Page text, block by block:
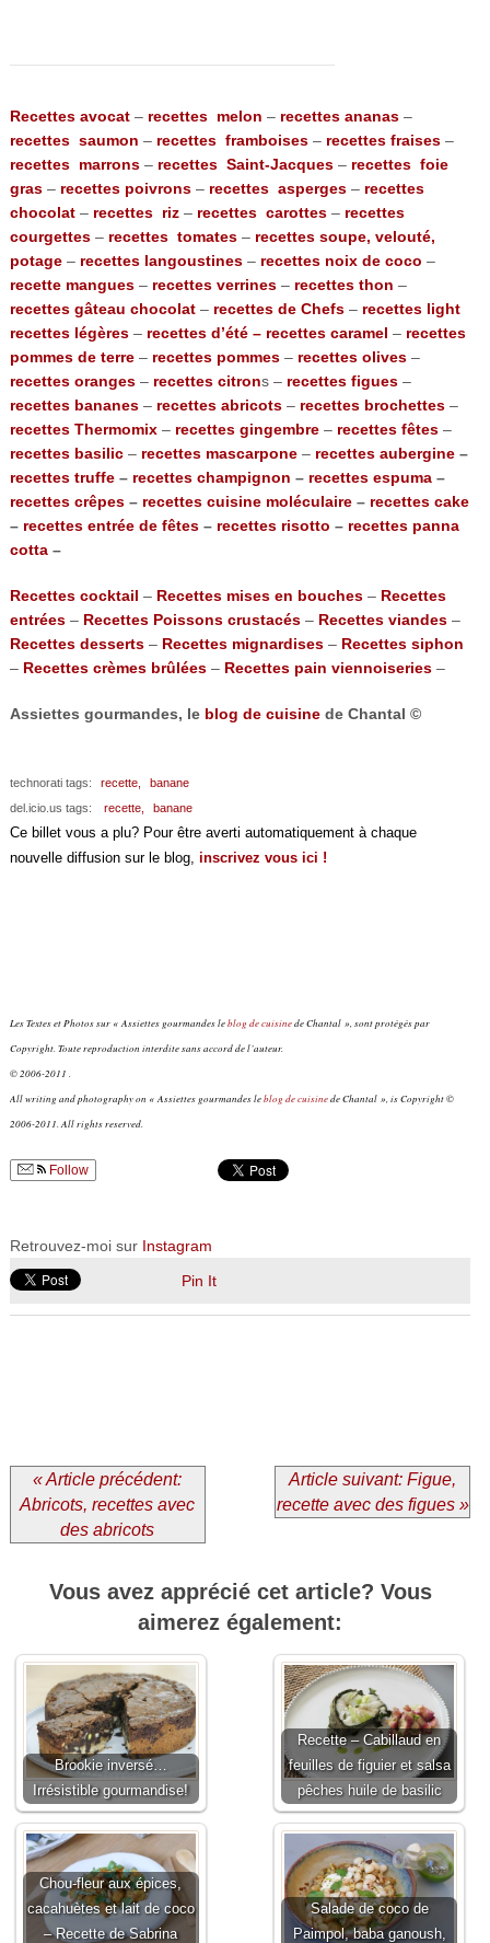
Recettes avocat– recettes melon – recettes ananas–
recettes saumon – recettes framboises– recettes fraises–
recettes marrons– recettes Saint-Jacques– recettes foie
gras–recettes poivrons– recettes asperges – recettes
chocolat– recettes riz– recettes carottes– recettes
courgettes– recettes tomates– recettes soupe, velouté,
potage– recettes langoustines–recettes noix de coco –
recette mangues– recettes verrines– recettes thon –
recettes gâteau chocolat– recettes de Chefs– recettes light
recettes légères– recettes d’été –recettes caramel – recettes
pommes de terre– recettes pommes– recettes olives–
recettes oranges– recettes citrons – recettes figues–
recettes bananes– recettes abricots– recettes brochettes–
recettes Thermomix– recettes gingembre– recettes fêtes–
recettes basilic– recettes mascarpone– recettes aubergine–
recettes truffe– recettes champignon – recettes espuma–
recettes crêpes– recettes cuisine moléculaire– recettes cake
– recettes entrée de fêtes– recettes risotto – recettes panna
cotta–
Recettes cocktail – Recettes mises en bouches– Recettes
entrées– Recettes Poissons crustacés– Recettes viandes–
Recettes desserts– Recettes mignardises– Recettes siphon
– Recettes crèmes brûlées– Recettes pain viennoiseries–
Assiettes gourmandes, le blog de cuisinede Chantal ©
technorati tags: recette,
banane
del.icio.us tags:
recette, banane
Ce billet vous a plu? Pour être averti automatiquement à chaque
nouvelle diffusion sur le blog, inscrivez vous ici !
Les Textes et Photos sur « Assiettes gourmandes leblog de cuisinede Chantal », sont protégés par
Copyright. Toute reproduction interdite sans accord de l’auteur.
© 2006-2011 .
All writing and photography on « Assiettes gourmandes leblog de cuisinede Chantal », is Copyright ©
2006-2011. All rights reserved.
Follow
Retrouvez-moi sur Instagram
Pin It
« Article précédent:
Abricots, recettes avec
des abricots
Article suivant: Figue,
recette avec des figues »
Vous avez apprécié cet article? Vous
aimerez également:
Brookie inversé…
Irrésistible gourmandise!
Recette – Cabillaud en
feuilles de figuier et salsa
pêches huile de basilic
Chou-fleur aux épices,
cacahuètes et lait de coco
– Recette de Sabrina
Salade de coco de
Paimpol, baba ganoush,